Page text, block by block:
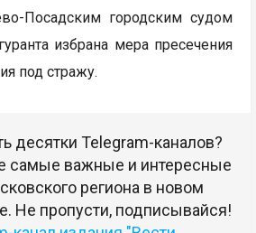
Посадским городским судом
избрана мера пресечения
под стражу.
десятки Telegram-каналов?
самые важные и интересные
региона в новом
Не пропусти, подписывайся!